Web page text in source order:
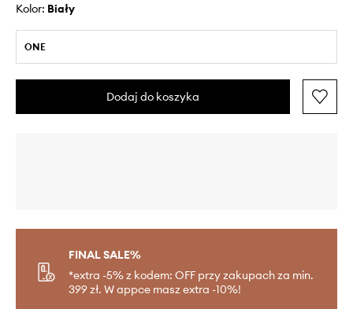
Kolor: biały
ONE
Dodaj do koszyka
FINAL SALE%
*extra -5% z kodem: OFF przy zakupach za min.
399 zł. W appce masz extra -10%!